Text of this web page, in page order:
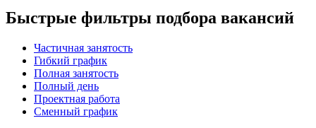
Быстрые фильтры подбора вакансий
Частичная занятость
Гибкий график
Полная занятость
Полный день
Проектная работа
Сменный график